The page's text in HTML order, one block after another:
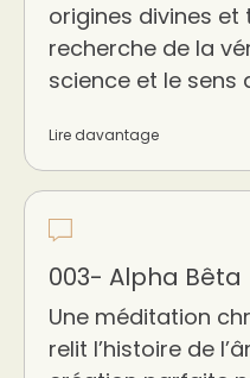
origines divines
recherche de la
science et le sens
Lire davantage
003- Alpha Bêta
Une méditation
relit l’histoire de